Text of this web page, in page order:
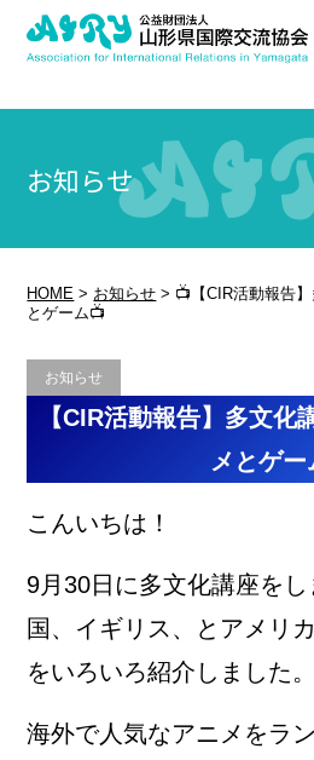
お知らせ
HOME > お知らせ > 📺【CIR活動報告
とゲーム📺
お知らせ
【CIR活動報告】多文化
メとゲー
こんいちは！
9月30日に多文化講座を
国、イギリス、とアメリ
をいろいろ紹介しました。
海外で人気なアニメをラ